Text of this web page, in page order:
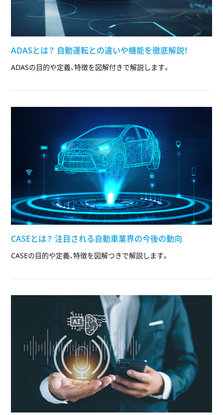
ADASとは？ 自動運転との違いや機能を徹底解説！
ADASの目的や定義、特徴を図解付きで解説します。
CASEとは？ 注目される自動車業界の今後の動向
CASEの目的や定義、特徴を図解つきで解説します。